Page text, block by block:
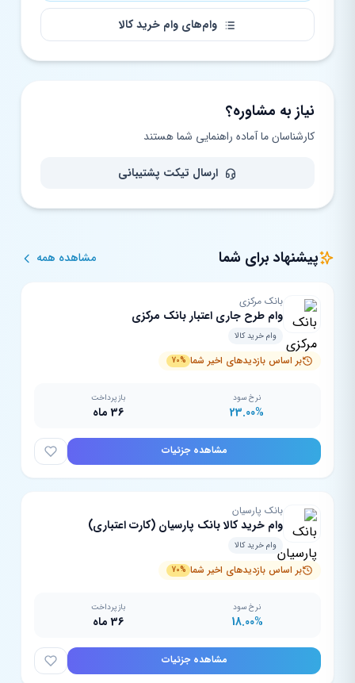
وام‌های وام خرید کالا
نیاز به مشاوره؟
کارشناسان ما آماده راهنمایی شما هستند
ارسال تیکت پشتیبانی
پیشنهاد برای شما مشاهده همه
بانک مرکزی
وام طرح جاری اعتبار بانک مرکزی
وام خرید کالا
بر اساس بازدیدهای اخیر شما 70%
نرخ سود
23.00%
بازپرداخت
36 ماه
مشاهده جزئیات
بانک پارسیان
وام خرید کالا بانک پارسیان (کارت اعتباری)
وام خرید کالا
بر اساس بازدیدهای اخیر شما 70%
نرخ سود
18.00%
بازپرداخت
36 ماه
مشاهده جزئیات